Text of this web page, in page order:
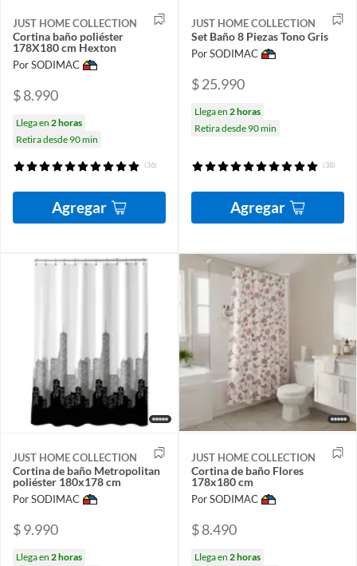
JUST HOME COLLECTION
Cortina baño poliéster
178X180 cm Hexton
Por SODIMAC
$ 8.990
Llega en 2 horas
Retira desde 90 min
(36)
Agregar
JUST HOME COLLECTION
Set Baño 8 Piezas Tono Gris
Por SODIMAC
$ 25.990
Llega en 2 horas
Retira desde 90 min
(38)
Agregar
JUST HOME COLLECTION
Cortina de baño Metropolitan
poliéster 180x178 cm
Por SODIMAC
$ 9.990
Llega en 2 horas
JUST HOME COLLECTION
Cortina de baño Flores
178x180 cm
Por SODIMAC
$ 8.490
Llega en 2 horas